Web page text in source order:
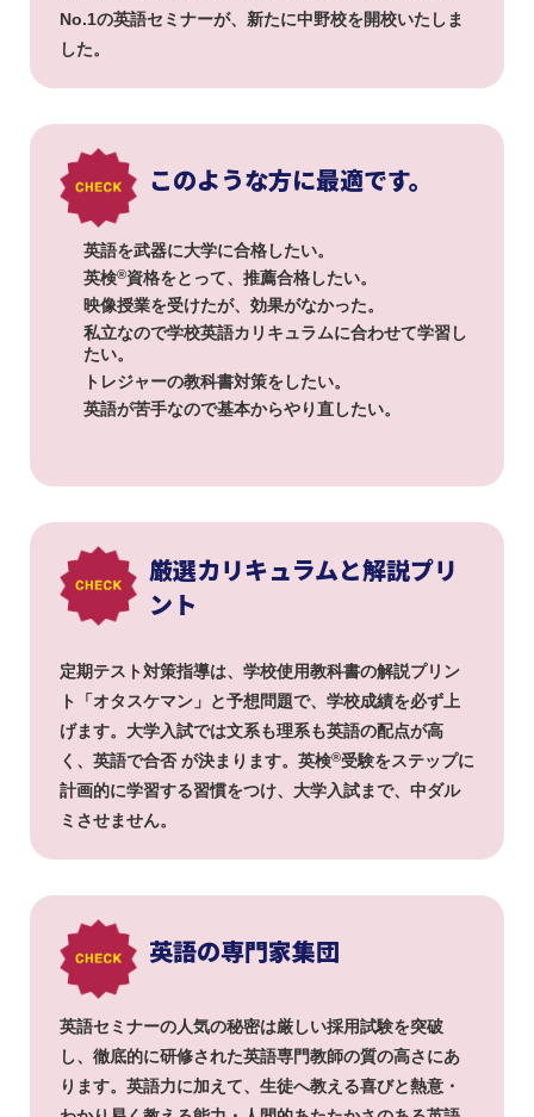
No.1の英語セミナーが、新たに中野校を開校いたしま
した。
このような方に最適です。
英語を武器に大学に合格したい。
英検®資格をとって、推薦合格したい。
映像授業を受けたが、効果がなかった。
私立なので学校英語カリキュラムに合わせて学習し
たい。
トレジャーの教科書対策をしたい。
英語が苦手なので基本からやり直したい。
厳選カリキュラムと解説プリ
ント
定期テスト対策指導は、学校使用教科書の解説プリン
ト「オタスケマン」と予想問題で、学校成績を必ず上
げます。大学入試では文系も理系も英語の配点が高
く、英語で合否 が決まります。英検®受験をステップに
計画的に学習する習慣をつけ、大学入試まで、中ダル
ミさせません。
英語の専門家集団
英語セミナーの人気の秘密は厳しい採用試験を突破
し、徹底的に研修された英語専門教師の質の高さにあ
ります。英語力に加えて、生徒へ教える喜びと熱意・